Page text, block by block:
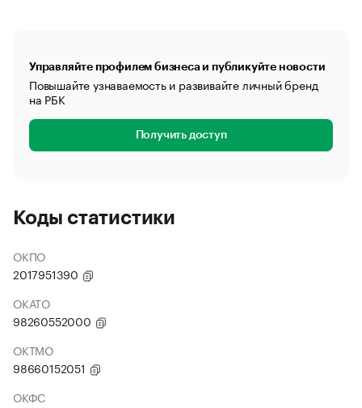
Управляйте профилем бизнеса и публикуйте новости
Повышайте узнаваемость и развивайте личный бренд
на РБК
Получить доступ
Коды статистики
ОКПО
2017951390
ОКАТО
98260552000
ОКТМО
98660152051
ОКФС